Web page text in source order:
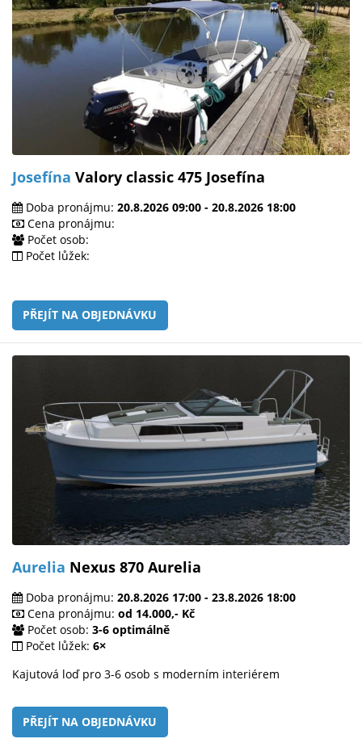
Josefína Valory classic 475 Josefína
Doba pronájmu: 20.8.2026 09:00 - 20.8.2026 18:00
Cena pronájmu:
Počet osob:
Počet lůžek:
PŘEJÍT NA OBJEDNÁVKU
Aurelia Nexus 870 Aurelia
Doba pronájmu: 20.8.2026 17:00 - 23.8.2026 18:00
Cena pronájmu: od 14.000,- Kč
Počet osob: 3-6 optimálně
Počet lůžek: 6×
Kajutová loď pro 3-6 osob s moderním interiérem
PŘEJÍT NA OBJEDNÁVKU